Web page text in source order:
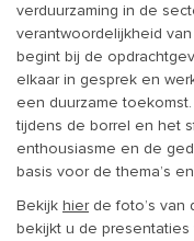
verduurzaming in de
verantwoordelijkheid
begint bij de
elkaar in gesprek en
een duurzame
tijdens de borrel en het
enthousiasme en de
basis voor de thema’s
Bekijk hierde foto’s van
bekijkt u de presentaties